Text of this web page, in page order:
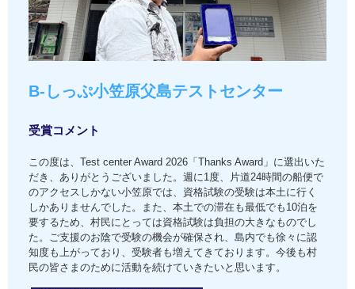
B-しっぷ小笠原父島テストセンター
受賞コメント
この度は、Test center Award 2026「Thanks Award」に選出いた
だき、ありがとうございました。週に1度、片道24時間の船便で
のアクセスしかない小笠原では、資格試験の受験は本土に行く
しかありませんでした。また、本土での滞在も最低でも10泊を
要するため、村民にとっては資格試験は負担の大きなものでし
た。ご支援のお陰で受験の機会が確保され、島内でも徐々に認
知度も上がっており、受験者も増えてきております。今後も村
民の皆さまのために活動を続けていきたいと思います。